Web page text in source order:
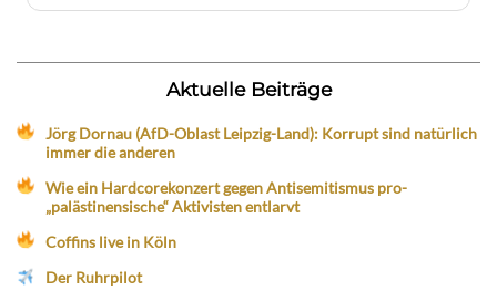
Aktuelle Beiträge
Jörg Dornau (AfD-Oblast Leipzig-Land): Korrupt sind natürlich
immer die anderen
Wie ein Hardcorekonzert gegen Antisemitismus pro-
„palästinensische“ Aktivisten entlarvt
Coffins live in Köln
Der Ruhrpilot